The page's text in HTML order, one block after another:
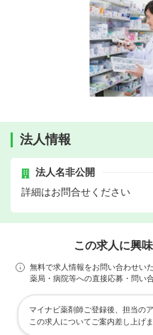
法人情報
法人名非公開
詳細はお問合せください
この求人に興
無料で求人情報をお問い合わせいた
薬局・病院等への直接応募・問い
マイナビ薬剤師ご登録後、担当の
この求人についてご案内差し上げま